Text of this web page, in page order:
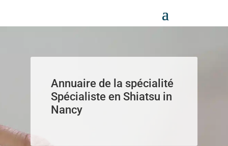
Annuaire de la spécialité
Spécialiste en Shiatsu in
Nancy